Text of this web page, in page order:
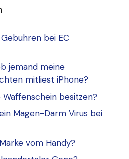
bei EC
jemand meine
mitliest iPhone?
besitzen?
Magen-Darm Virus bei
vom Handy?